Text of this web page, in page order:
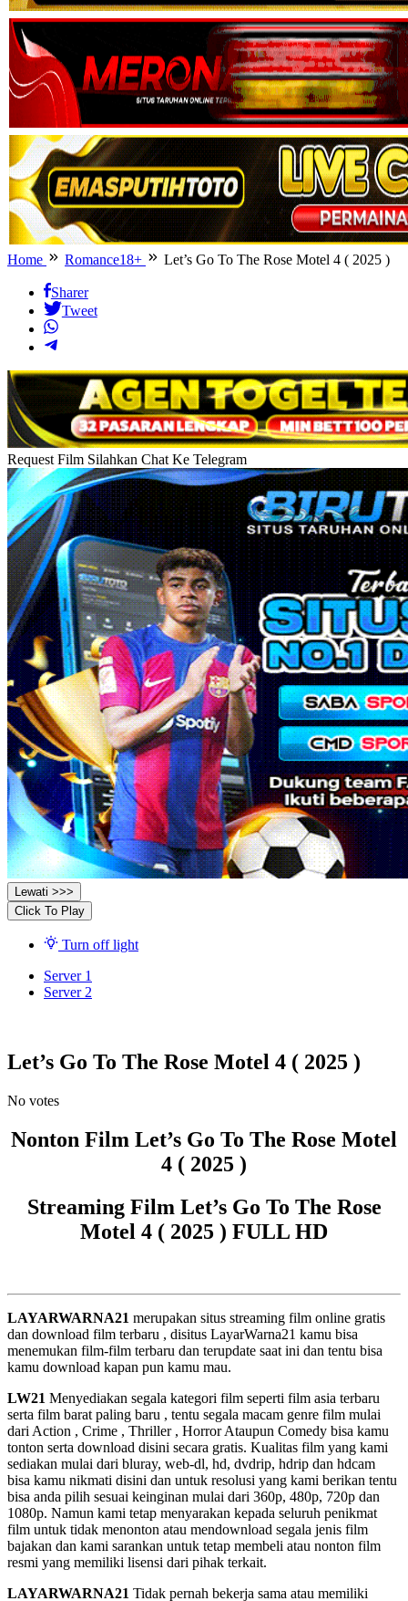
Home Romance18+ Let’s Go To The Rose Motel 4 ( 2025 )
Sharer
Tweet
Request Film Silahkan Chat Ke Telegram
Lewati >>>
Click To Play
Turn off light
Server 1
Server 2
Let’s Go To The Rose Motel 4 ( 2025 )
No votes
Nonton Film Let’s Go To The Rose Motel
4 ( 2025 )
Streaming Film Let’s Go To The Rose
Motel 4 ( 2025 ) FULL HD
LAYARWARNA21 merupakan situs streaming film online gratis
dan download film terbaru , disitus LayarWarna21 kamu bisa
menemukan film-film terbaru dan terupdate saat ini dan tentu bisa
kamu download kapan pun kamu mau.
LW21 Menyediakan segala kategori film seperti film asia terbaru
serta film barat paling baru , tentu segala macam genre film mulai
dari Action , Crime , Thriller , Horror Ataupun Comedy bisa kamu
tonton serta download disini secara gratis. Kualitas film yang kami
sediakan mulai dari bluray, web-dl, hd, dvdrip, hdrip dan hdcam
bisa kamu nikmati disini dan untuk resolusi yang kami berikan tentu
bisa anda pilih sesuai keinginan mulai dari 360p, 480p, 720p dan
1080p. Namun kami tetap menyarakan kepada seluruh penikmat
film untuk tidak menonton atau mendownload segala jenis film
bajakan dan kami sarankan untuk tetap membeli atau nonton film
resmi yang memiliki lisensi dari pihak terkait.
LAYARWARNA21 Tidak pernah bekerja sama atau memiliki